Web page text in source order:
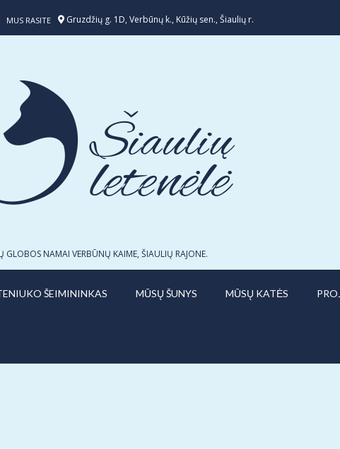
MUS RASITE Gruzdžių g. 1D, Verbūnų k., Kūžių sen., Šiaulių r.
GLOBOS NAMAI VERBŪNŲ KAIME, ŠIAULIŲ RAJONE.
ŠEIMININKAS MŪSŲ ŠUNYS MŪSŲ KATĖS